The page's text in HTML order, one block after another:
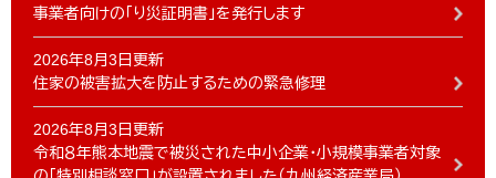
事業者向けの「り災証明書」を発行します
2026年8月3日更新
住家の被害拡大を防止するための緊急修理
2026年8月3日更新
令和８年熊本地震で被災された中小企業・小規模事業者対象